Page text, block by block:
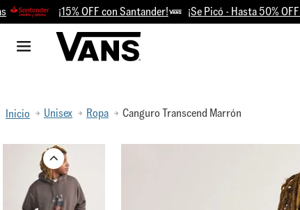
¡15% OFF con Santander! ¡Se Picó - Hasta 50% OFF!
Unisex Ropa Canguro Transcend Marrón